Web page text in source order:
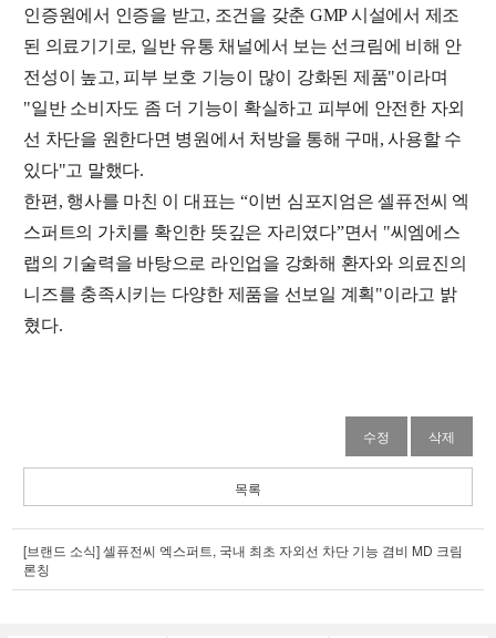
인증원에서 인증을 받고, 조건을 갖춘 GMP 시설에서 제조
된 의료기기로, 일반 유통 채널에서 보는 선크림에 비해 안
전성이 높고, 피부 보호 기능이 많이 강화된 제품"이라며
"일반 소비자도 좀 더 기능이 확실하고 피부에 안전한 자외
선 차단을 원한다면 병원에서 처방을 통해 구매, 사용할 수
있다"고 말했다.
한편, 행사를 마친 이 대표는 “이번 심포지엄은 셀퓨전씨 엑
스퍼트의 가치를 확인한 뜻깊은 자리였다”면서 "씨엠에스
랩의 기술력을 바탕으로 라인업을 강화해 환자와 의료진의
니즈를 충족시키는 다양한 제품을 선보일 계획"이라고 밝
혔다.
수정 삭제
목록
[브랜드 소식] 셀퓨전씨 엑스퍼트, 국내 최초 자외선 차단 기능 겸비 MD 크림
론칭